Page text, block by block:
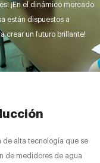
¡En el dinámico mercado
están dispuestos a
crear un futuro brillante!
de alta tecnología que se
de medidores de agua